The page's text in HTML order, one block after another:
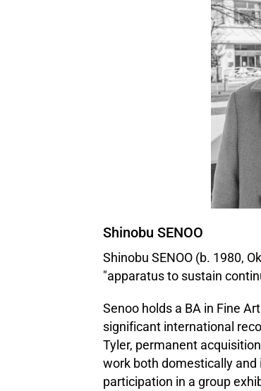
Shinobu SENOO
Shinobu SENOO (b. 1980,
"apparatus to sustain
Senoo holds a BA in Fine
significant international
Tyler, permanent
work both domestically and
participation in a group